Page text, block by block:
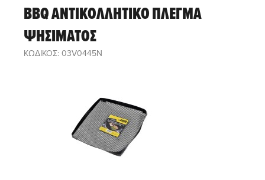
BBQ ΑΝΤΙΚΟΛΛΗΤΙΚΟ ΠΛΕΓΜΑ
ΨΗΣΙΜΑΤΟΣ
ΚΩΔΙΚΟΣ: 03V0445N